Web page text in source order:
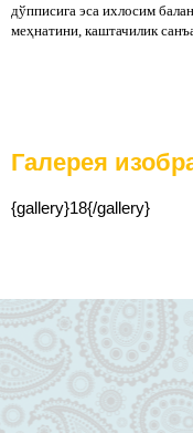
дўпписига эса ихлосим
меҳнатини, каштачилик
Галерея
{gallery}18{/gallery}